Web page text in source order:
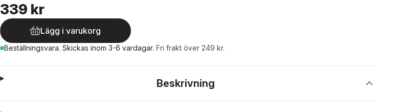
339 kr
Lägg i varukorg
Beställningsvara. Skickas inom 3-6 vardagar. Fri frakt över 249 kr.
Beskrivning